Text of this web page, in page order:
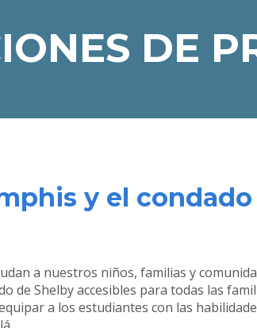
DE
y el
a nuestros niños, familias y
de Shelby accesibles para todas las
a los estudiantes con las